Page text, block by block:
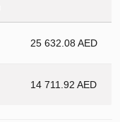
25 632.08 AED
14 711.92 AED